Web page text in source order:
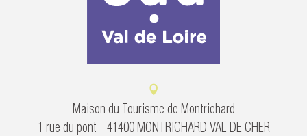
Maison du Tourisme de Montrichard
1 rue du pont - 41400 MONTRICHARD VAL DE CHER